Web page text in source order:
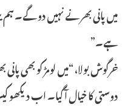
میں پانی بھرنے نہیں دو گے۔ ہم
ہے۔”
خرگوش بولا، “میں لومڑ کو بھی
دوستی کا خیال آ گیا۔ اب دیکھو